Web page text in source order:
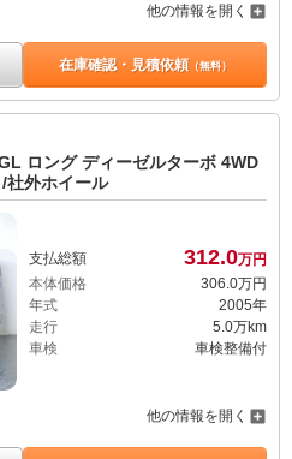
他の情報を開く
在庫確認・見積依頼（無料）
ロング ディーゼルターボ 4WD
社外ホイール
支払総額 312.0万円
本体価格
306. 0万円
年式
2005年
走行
5.0万km
車検
車検整備付
他の情報を開く